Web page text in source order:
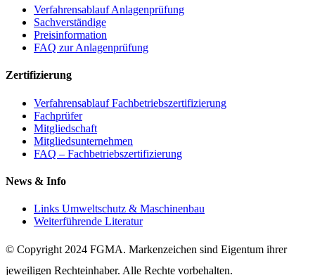
Verfahrensablauf Anlagenprüfung
Sachverständige
Preisinformation
FAQ zur Anlagenprüfung
Zertifizierung
Verfahrensablauf Fachbetriebszertifizierung
Fachprüfer
Mitgliedschaft
Mitgliedsunternehmen
FAQ – Fachbetriebszertifizierung
News & Info
Links Umweltschutz & Maschinenbau
Weiterführende Literatur
© Copyright 2024 FGMA.­ Markenzeichen sind Eigentum ihrer
jeweiligen Rechteinhaber. Alle Rechte vorbehalten.